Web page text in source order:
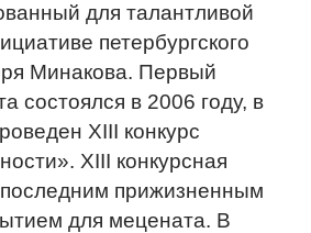
для талантливой
петербургского
Минакова. Первый
состоялся в 2006 году, в
XIII конкурс
XIII конкурсная
последним прижизненным
для мецената. В